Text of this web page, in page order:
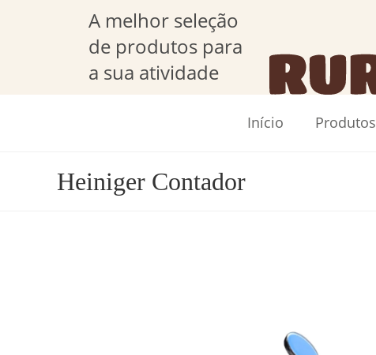
A melhor seleção
de produtos para
a sua atividade
Início Produtos
Heiniger Contador